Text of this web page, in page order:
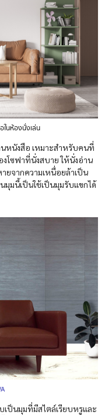
นห้องนั่งเล่น
นหนังสือ เหมาะสำหรับคนที่
โซฟาที่นั่งสบาย ให้นั่งอ่าน
จากความเหนื่อยล้าเป็น
มุมนี้เป็นใช้เป็นมุมรับแขกได้
ป็นมุมที่มีสไตล์เรียบหรูและ